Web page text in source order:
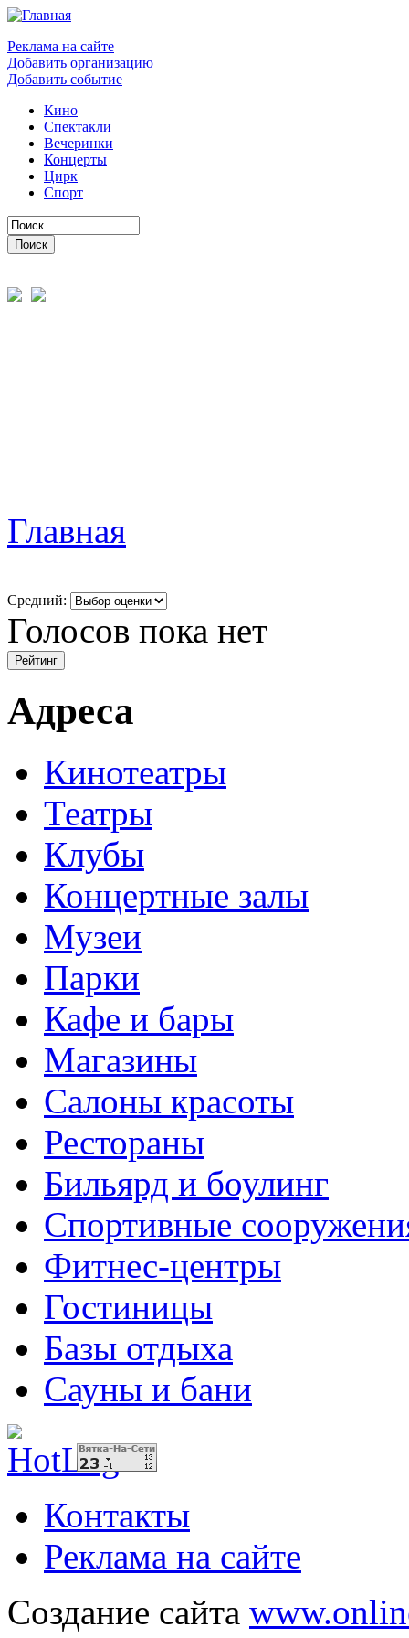
Реклама на сайте
Добавить организацию
Добавить событие
Кино
Спектакли
Вечеринки
Концерты
Цирк
Спорт
Главная
Средний:
Голосов пока нет
Адреса
Кинотеатры
Театры
Клубы
Концертные залы
Музеи
Парки
Кафе и бары
Магазины
Салоны красоты
Рестораны
Бильярд и боулинг
Спортивные
Фитнес-центры
Гостиницы
Базы отдыха
Сауны и бани
Контакты
Реклама на сайте
Создание сайта